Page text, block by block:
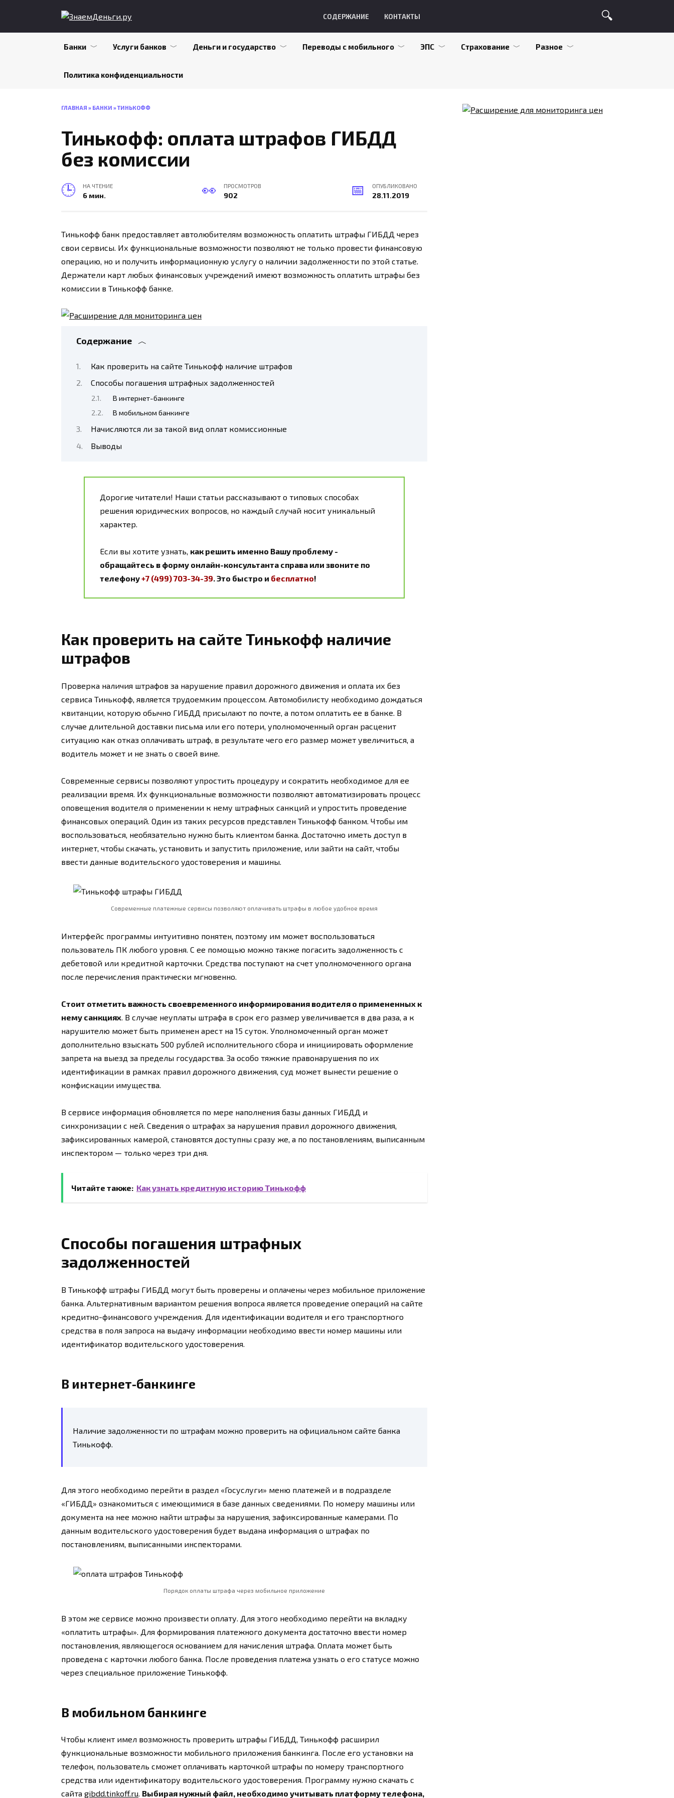
СОДЕРЖАНИЕ КОНТАКТЫ
Банки Услуги банков Деньги и государство Переводы с мобильного ЭПС Страхование Разное
Политика конфиденциальности
ГЛАВНАЯ » БАНКИ »ТИНЬКОФФ
Тинькофф: оплата штрафов ГИБДД
без комиссии
НА ЧТЕНИЕ
6 мин.
ПРОСМОТРОВ
902
ОПУБЛИКОВАНО
28.11.2019
Тинькофф банк предоставляет автолюбителям возможность оплатить штрафы ГИБДД через
свои сервисы. Их функциональные возможности позволяют не только провести финансовую
операцию, но и получить информационную услугу о наличии задолженности по этой статье.
Держатели карт любых финансовых учреждений имеют возможность оплатить штрафы без
комиссии в Тинькофф банке.
Содержание
Как проверить на сайте Тинькофф наличие штрафов
Способы погашения штрафных задолженностей
В интернет-банкинге
В мобильном банкинге
Начисляются ли за такой вид оплат комиссионные
Выводы
Дорогие читатели! Наши статьи рассказывают о типовых способах
решения юридических вопросов, но каждый случай носит уникальный
характер.
Если вы хотите узнать, как решить именно Вашу проблему -
обращайтесь в форму онлайн-консультанта справа или звоните по
телефону+7 (499) 703-34-39. Это быстро и бесплатно!
Как проверить на сайте Тинькофф наличие
штрафов
Проверка наличия штрафов за нарушение правил дорожного движения и оплата их без
сервиса Тинькофф, является трудоемким процессом. Автомобилисту необходимо дождаться
квитанции, которую обычно ГИБДД присылают по почте, а потом оплатить ее в банке. В
случае длительной доставки письма или его потери, уполномоченный орган расценит
ситуацию как отказ оплачивать штраф, в результате чего его размер может увеличиться, а
водитель может и не знать о своей вине.
Современные сервисы позволяют упростить процедуру и сократить необходимое для ее
реализации время. Их функциональные возможности позволяют автоматизировать процесс
оповещения водителя о применении к нему штрафных санкций и упростить проведение
финансовых операций. Один из таких ресурсов представлен Тинькофф банком. Чтобы им
воспользоваться, необязательно нужно быть клиентом банка. Достаточно иметь доступ в
интернет, чтобы скачать, установить и запустить приложение, или зайти на сайт, чтобы
ввести данные водительского удостоверения и машины.
Современные платежные сервисы позволяют оплачивать штрафы в любое удобное время
Интерфейс программы интуитивно понятен, поэтому им может воспользоваться
пользователь ПК любого уровня. С ее помощью можно также погасить задолженность с
дебетовой или кредитной карточки. Средства поступают на счет уполномоченного органа
после перечисления практически мгновенно.
Стоит отметить важность своевременного информирования водителя о примененных к
нему санкциях. В случае неуплаты штрафа в срок его размер увеличивается в два раза, а к
нарушителю может быть применен арест на 15 суток. Уполномоченный орган может
дополнительно взыскать 500 рублей исполнительного сбора и инициировать оформление
запрета на выезд за пределы государства. За особо тяжкие правонарушения по их
идентификации в рамках правил дорожного движения, суд может вынести решение о
конфискации имущества.
В сервисе информация обновляется по мере наполнения базы данных ГИБДД и
синхронизации с ней. Сведения о штрафах за нарушения правил дорожного движения,
зафиксированных камерой, становятся доступны сразу же, а по постановлениям, выписанным
инспектором — только через три дня.
Читайте также: Как узнать кредитную историю Тинькофф
Способы погашения штрафных
задолженностей
В Тинькофф штрафы ГИБДД могут быть проверены и оплачены через мобильное приложение
банка. Альтернативным вариантом решения вопроса является проведение операций на сайте
кредитно-финансового учреждения. Для идентификации водителя и его транспортного
средства в поля запроса на выдачу информации необходимо ввести номер машины или
идентификатор водительского удостоверения.
В интернет-банкинге
Наличие задолженности по штрафам можно проверить на официальном сайте банка
Тинькофф.
Для этого необходимо перейти в раздел «Госуслуги» меню платежей и в подразделе
«ГИБДД» ознакомиться с имеющимися в базе данных сведениями. По номеру машины или
документа на нее можно найти штрафы за нарушения, зафиксированные камерами. По
данным водительского удостоверения будет выдана информация о штрафах по
постановлениям, выписанными инспекторами.
Порядок оплаты штрафа через мобильное приложение
В этом же сервисе можно произвести оплату. Для этого необходимо перейти на вкладку
«оплатить штрафы». Для формирования платежного документа достаточно ввести номер
постановления, являющегося основанием для начисления штрафа. Оплата может быть
проведена с карточки любого банка. После проведения платежа узнать о его статусе можно
через специальное приложение Тинькофф.
В мобильном банкинге
Чтобы клиент имел возможность проверить штрафы ГИБДД, Тинькофф расширил
функциональные возможности мобильного приложения банкинга. После его установки на
телефон, пользователь сможет оплачивать карточкой штрафы по номеру транспортного
средства или идентификатору водительского удостоверения. Программу нужно скачать с
сайта gibdd.tinkoff.ru. Выбирая нужный файл, необходимо учитывать платформу телефона,